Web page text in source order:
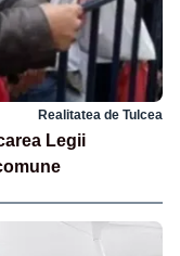
Realitatea de Tulcea
Legii